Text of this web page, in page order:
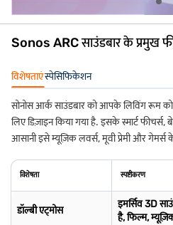
Sonos ARC साउंडबार के प्रमुख
विशेषताएंस्पेसिफिकेशन
सोनोस आर्क साउंडबार को आपके लिविंग रूम
लिए डिज़ाइन किया गया है. इसके स्मार्ट
आसानी इसे म्यूज़िक लवर्स, मूवी प्रेमी और गेमर्स
विशेषता स्पष्टीकरण
डॉल्बी एट्मोस
इमर्सिव 3D
है, फिल्म,